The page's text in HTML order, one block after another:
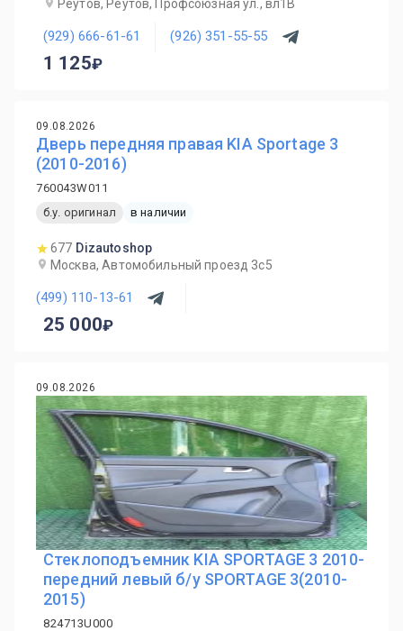
Реутов, Реутов, Профсоюзная ул., вл1В
(929) 666-61-61 (926) 351-55-55
1 125
09.08.2026
Дверь передняя правая KIA Sportage 3
(2010-2016)
760043W011
б.у. оригинал
в наличии
677 Dizautoshop
Москва, Автомобильный проезд 3с5
(499) 110-13-61
25 000
09.08.2026
Стеклоподъемник KIA SPORTAGE 3 2010-
передний левый б/у SPORTAGE 3(2010-
2015)
824713U000